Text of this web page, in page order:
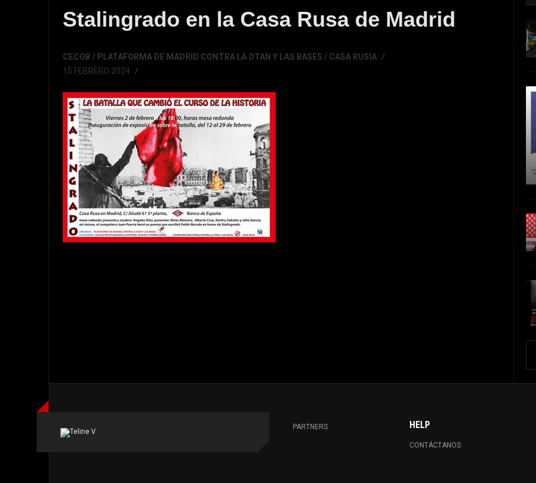
Stalingrado en la Casa Rusa de Madrid
CECOB / PLATAFORMA DE MADRID CONTRA LA OTAN Y LAS BASES / CASA RUSIA
15 FEBRERO 2024
PARTNERS HELP
CONTÁCTANOS